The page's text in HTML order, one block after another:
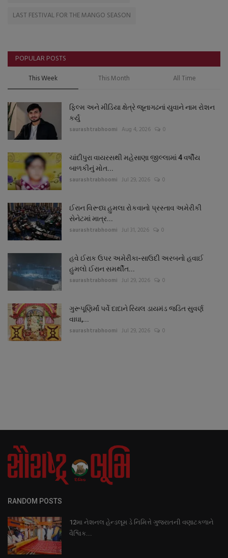
LAST FESTIVAL FOR THE MANGO SEASON
POPULAR POSTS
This Week This Month All Time
ફિલ્મ અને મીડિયા ક્ષેત્રે જૂનાગઢનાં યુવાને નામ રોશન
કર્યું
saurashtrabhoomi Aug 4, 2026 0
ચાંદીપુરા વાયરસથી મહેસાણા જીલ્લામાં 4 વર્ષીય
બાળકીનું મોત...
saurashtrabhoomi Jul 29, 2026 0
ઈરાન વિરૂધ્ધ હુમલા રોકવાનો પ્રસ્તાવ અમેરીકી
સેનેટમાં માત્ર...
saurashtrabhoomi Jul 31, 2026 0
હવે ઈરાક ઉપર અમેરીકા-સાઉદી અરબનો હવાઈ
હુમલો ઈરાન સમર્થીત...
saurashtrabhoomi Jul 29, 2026 0
ગુરૂપૂણિર્માં પર્વે દાદાને રિયલ ડાયમંડ જડિત સુવર્ણ
વાઘા,...
saurashtrabhoomi Jul 29, 2026 0
RANDOM POSTS
12મા નેશનલ હેન્ડલૂમ ડે નિમિત્તે ગુજરાતની વણાટકળાને
વૈશ્વિક...